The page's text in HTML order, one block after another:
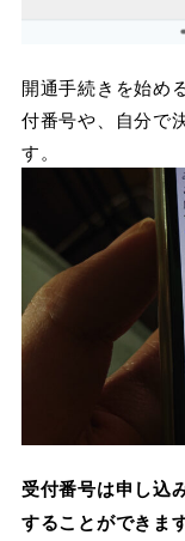
開通手続きを始め
付番号や、自分で
す。
受付番号は申し込
することができま